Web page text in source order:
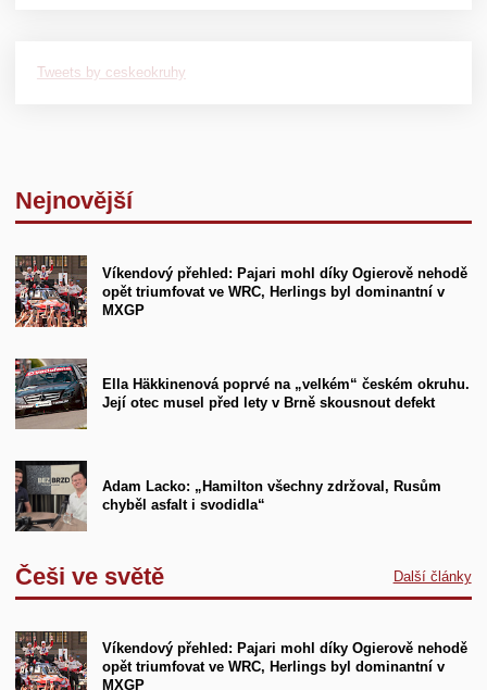
Tweets by ceskeokruhy
Nejnovější
Víkendový přehled: Pajari mohl díky Ogierově nehodě
opět triumfovat ve WRC, Herlings byl dominantní v
MXGP
Ella Häkkinenová poprvé na „velkém“ českém okruhu.
Její otec musel před lety v Brně skousnout defekt
Adam Lacko: „Hamilton všechny zdržoval, Rusům
chyběl asfalt i svodidla“
Češi ve světě Další články
Víkendový přehled: Pajari mohl díky Ogierově nehodě
opět triumfovat ve WRC, Herlings byl dominantní v
MXGP